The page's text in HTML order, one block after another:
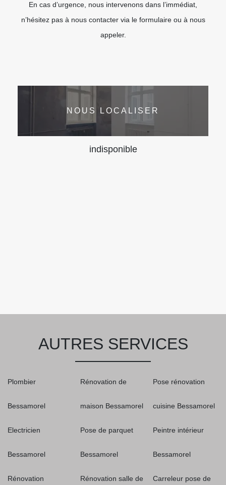
En cas d’urgence, nous intervenons dans l’immédiat,
n’hésitez pas à nous contacter via le formulaire ou à nous
appeler.
NOUS LOCALISER
indisponible
AUTRES SERVICES
Plombier
Bessamorel
Electricien
Bessamorel
Rénovation
Rénovation de
maison Bessamorel
Pose de parquet
Bessamorel
Rénovation salle de
Pose rénovation
cuisine Bessamorel
Peintre intérieur
Bessamorel
Carreleur pose de